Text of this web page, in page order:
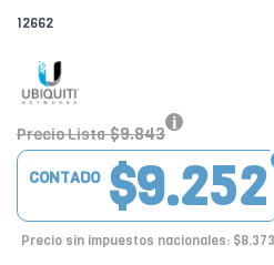
12662
Precio Lista $9.843
$9.252
CONTADO
Precio sin impuestos nacionales: $8.373